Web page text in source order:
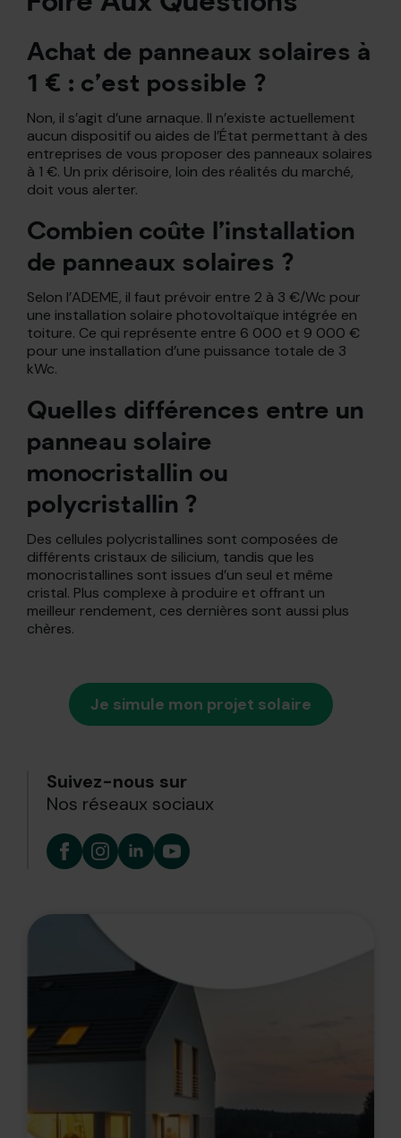
Achat de panneaux solaires à
1 € : c’est possible ?
Non, il s’agit d’une arnaque. Il n’existe actuellement
aucun dispositif ou aides de l’État permettant à des
entreprises de vous proposer des panneaux solaires
à 1 €. Un prix dérisoire, loin des réalités du marché,
doit vous alerter.
Combien coûte l’installation
de panneaux solaires ?
Selon l’ADEME, il faut prévoir entre 2 à 3 €/Wc pour
une installation solaire photovoltaïque intégrée en
toiture. Ce qui représente entre 6 000 et 9 000 €
pour une installation d’une puissance totale de 3
kWc.
Quelles différences entre un
panneau solaire
monocristallin ou
polycristallin ?
Des cellules polycristallines sont composées de
différents cristaux de silicium, tandis que les
monocristallines sont issues d’un seul et même
cristal. Plus complexe à produire et offrant un
meilleur rendement, ces dernières sont aussi plus
chères.
Je simule mon projet solaire
Suivez-nous sur
Nos réseaux sociaux